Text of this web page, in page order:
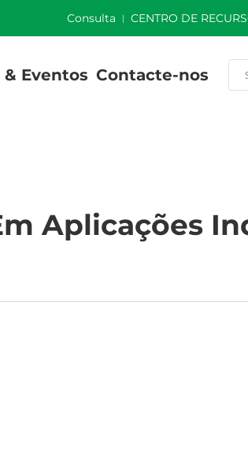
Consulta CENTRO DE
Eventos Contacte-nos
Aplicações